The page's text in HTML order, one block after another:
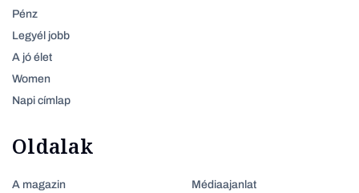
Pénz
Legyél jobb
A jó élet
Women
Napi címlap
Oldalak
A magazin
Médiaajanlat